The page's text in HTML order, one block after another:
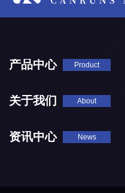
产品中心 Product
关于我们 About
资讯中心 News